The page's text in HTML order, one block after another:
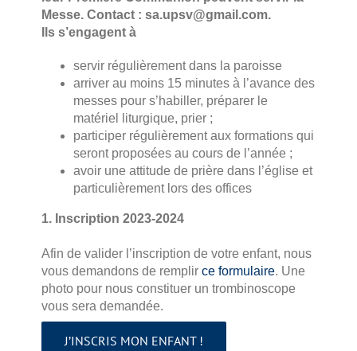
Messe. Contact : sa.upsv@gmail.com.
Ils s’engagent à
servir régulièrement dans la paroisse
arriver au moins 15 minutes à l’avance des
messes pour s’habiller, préparer le
matériel liturgique, prier ;
participer régulièrement aux formations qui
seront proposées au cours de l’année ;
avoir une attitude de prière dans l’église et
particulièrement lors des offices
1. Inscription 2023-2024
Afin de valider l’inscription de votre enfant, nous
vous demandons de remplir ce formulaire. Une
photo pour nous constituer un trombinoscope
vous sera demandée.
J’INSCRIS MON ENFANT !